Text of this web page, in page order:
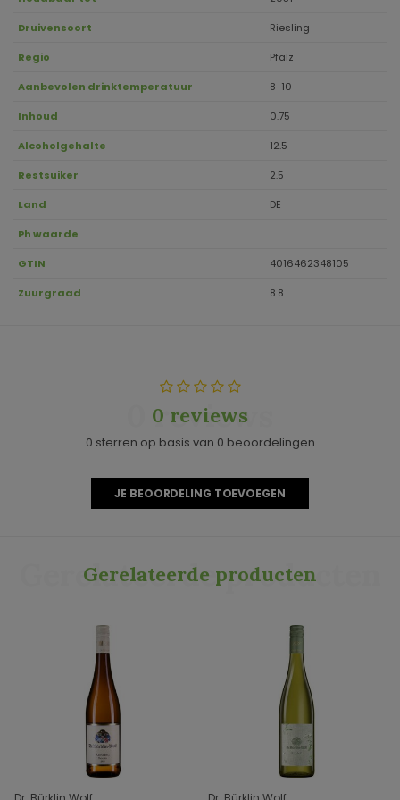
Druivensoort Riesling
Regio Pfalz
Aanbevolen drinktemperatuur 8-10
Inhoud 0.75
Alcoholgehalte 12.5
Restsuiker 2.5
Land DE
Ph waarde
GTIN 4016462348105
Zuurgraad 8.8
0 reviews
0 reviews
0 sterren op basis van 0 beoordelingen
JE BEOORDELING TOEVOEGEN
Gerelateerde producten
Gerelateerde producten